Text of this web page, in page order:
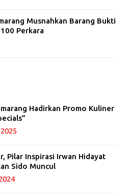
Musnahkan Barang Bukti
Perkara
Hadirkan Promo Kuliner
Pilar Inspirasi Irwan Hidayat
Sido Muncul